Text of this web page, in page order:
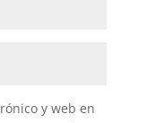
y web en